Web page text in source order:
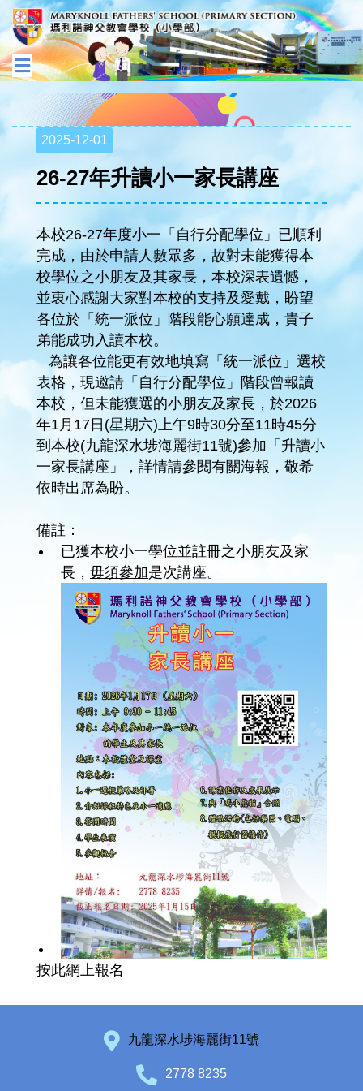
2025-12-01
26-27年升讀小一家長講座
本校26-27年度小一「自行分配學位」已順利
完成，由於申請人數眾多，故對未能獲得本
校學位之小朋友及其家長，本校深表遺憾，
並衷心感謝大家對本校的支持及愛戴，盼望
各位於「統一派位」階段能心願達成，貴子
弟能成功入讀本校。
為讓各位能更有效地填寫「統一派位」選校
表格，現邀請「自行分配學位」階段曾報讀
本校，但未能獲選的小朋友及家長，於2026
年1月17日(星期六)上午9時30分至11時45分
到本校(九龍深水埗海麗街11號)參加「升讀小
一家長講座」，詳情請參閱有關海報，敬希
依時出席為盼。
備註：
已獲本校小一學位並註冊之小朋友及家
長， 毋須參加是次講座。
按此網上報名
九龍深水埗海麗街11號
2778 8235